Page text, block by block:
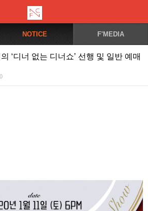
NOTICE F'MEDIA
‘디너 없는 디너쇼’ 선행 및 일반 예매